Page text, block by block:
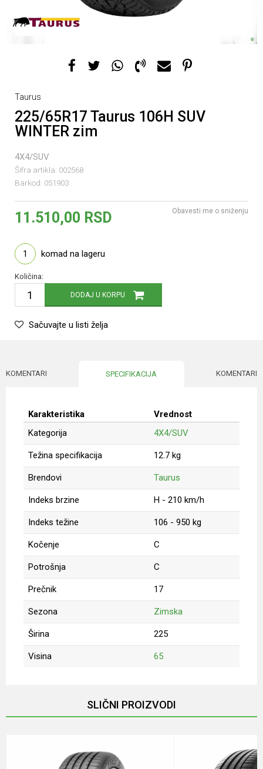
Taurus
225/65R17 Taurus 106H SUV
WINTER zim
4X4/SUV
Šifra artikla: 002568
Barkod: 051903
11.510,00 RSD Obavesti me o sniženju
1 komad na lageru
Količina:
DODAJ U KORPU
Sačuvajte u listi želja
KOMENTARI SPECIFIKACIJA KOMENTARI
Karakteristika
Vrednost
Kategorija
4X4/SUV
Težina specifikacija 12.7 kg
Brendovi Taurus
Indeks brzine H - 210 km/h
Indeks težine 106 - 950 kg
Kočenje C
Potrošnja C
Prečnik 17
Sezona Zimska
Širina 225
Visina 65
SLIČNI PROIZVODI